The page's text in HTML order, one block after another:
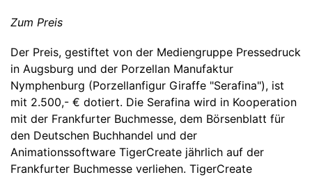
Zum Preis
Der Preis, gestiftet von der Mediengruppe Pressedruck
in Augsburg und der Porzellan Manufaktur
Nymphenburg (Porzellanfigur Giraffe "Serafina"), ist
mit 2.500,- € dotiert. Die Serafina wird in Kooperation
mit der Frankfurter Buchmesse, dem Börsenblatt für
den Deutschen Buchhandel und der
Animationssoftware TigerCreate jährlich auf der
Frankfurter Buchmesse verliehen. TigerCreate